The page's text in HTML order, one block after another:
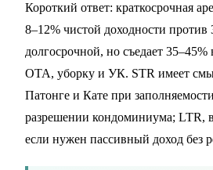
Короткий ответ: краткосрочная
8–12% чистой доходности против
долгосрочной, но съедает 35–45%
OTA, уборку и УК. STR имеет
Патонге и Кате при
разрешении кондоминиума; LTR,
если нужен пассивный доход без